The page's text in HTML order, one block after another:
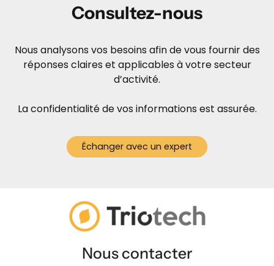
Consultez-nous
Nous analysons vos besoins afin de vous fournir des
réponses claires et applicables à votre secteur
d’activité.
La confidentialité de vos informations est assurée.
Échanger avec un expert
Nous contacter